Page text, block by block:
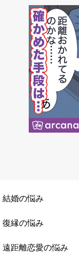
結婚の悩み
復縁の悩み
遠距離恋愛の悩み